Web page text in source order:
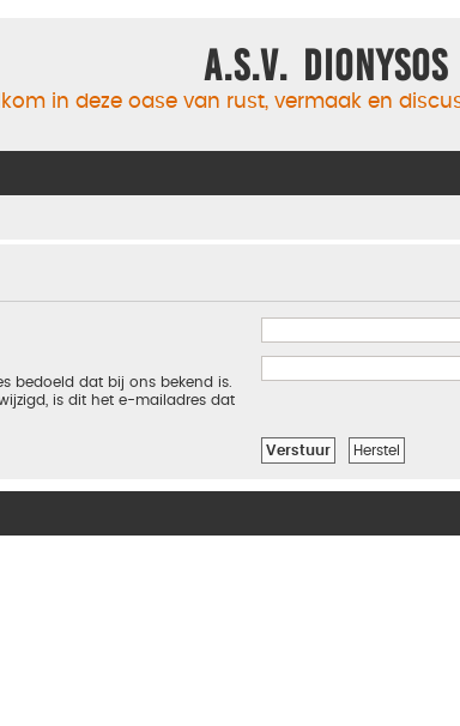
A.S.V.
in deze oase van rust, vermaak en
bedoeld dat bij ons bekend is.
is dit het e-mailadres dat